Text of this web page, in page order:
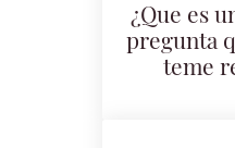
¿Que es
pregunta
teme